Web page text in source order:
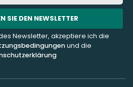
Addresse
SIE DEN NEWSLETTER
Newsletter, akzeptiere ich die
und die